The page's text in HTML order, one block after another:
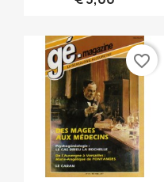
favorite_border